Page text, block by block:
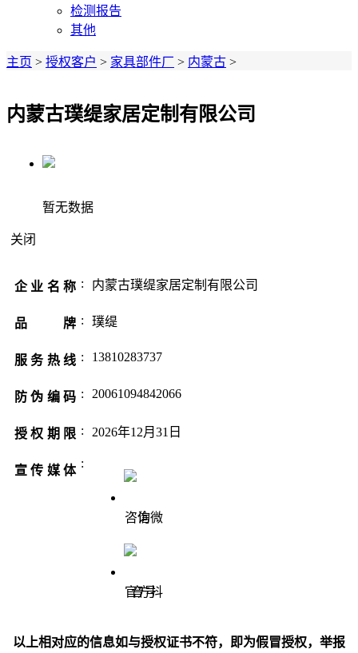
检测报告
其他
主页 > 授权客户 > 家具部件厂 > 内蒙古 >
内蒙古璞缇家居定制有限公司
暂无数据
关闭
企业名称 : 内蒙古璞缇家居定制有限公司
品 牌 : 璞缇
服务热线 : 13810283737
防伪编码 : 20061094842066
授权期限 : 2026年12月31日
宣传媒体
:
咨询微信
官方抖音号
以上相对应的信息如与授权证书不符，即为假冒授权，举报